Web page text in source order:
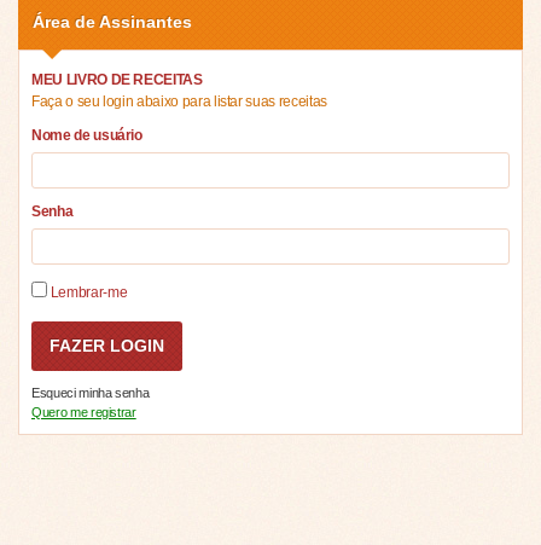
Área de Assinantes
MEU LIVRO DE RECEITAS
Faça o seu login abaixo para listar suas receitas
Nome de usuário
Senha
Lembrar-me
Esqueci minha senha
Quero me registrar